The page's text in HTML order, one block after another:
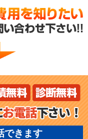
できます